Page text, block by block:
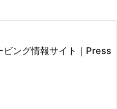
ビング情報サイト｜Press